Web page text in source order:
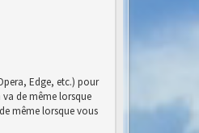
Edge, etc.) pour
de même lorsque
même lorsque vous